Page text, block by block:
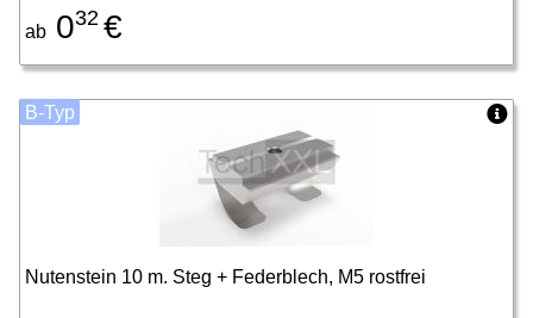
ab 032 €
Nutenstein 10 m. Steg + Federblech, M5 rostfrei
B-Typ